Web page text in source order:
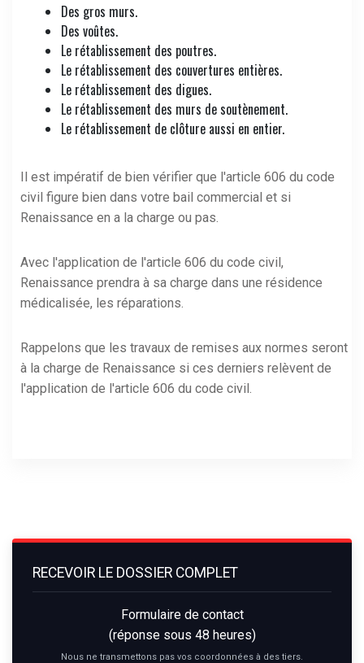
Des gros murs.
Des voûtes.
Le rétablissement des poutres.
Le rétablissement des couvertures entières.
Le rétablissement des digues.
Le rétablissement des murs de soutènement.
Le rétablissement de clôture aussi en entier.
Il est impératif de bien vérifier que l'article 606 du code
civil figure bien dans votre bail commercial et si
Renaissance en a la charge ou pas.
Avec l'application de l'article 606 du code civil,
Renaissance prendra à sa charge dans une résidence
médicalisée, les réparations.
Rappelons que les travaux de remises aux normes seront
à la charge de Renaissance si ces derniers relèvent de
l'application de l'article 606 du code civil.
RECEVOIR LE DOSSIER COMPLET
Formulaire de contact
(réponse sous 48 heures)
Nous ne transmettons pas vos coordonnées à des tiers.